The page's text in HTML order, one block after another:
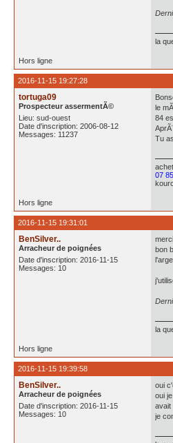
la
Hors ligne
2016-11-15 19:27:28
tortuga09
Prospecteur assermentÃ©
Lieu: sud-ouest
Date d'inscription: 2006-08-12
Messages: 11237
le
84
Tu
07
Hors ligne
2016-11-15 19:31:01
BenSilver..
Arracheur de poignées
Date d'inscription: 2016-11-15
Messages: 10
bon
la
Hors ligne
2016-11-15 19:39:58
BenSilver..
Arracheur de poignées
Date d'inscription: 2016-11-15
Messages: 10
oui
oui
avait
je